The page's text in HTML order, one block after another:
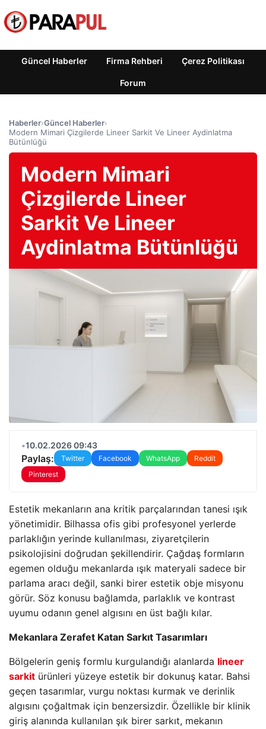
Güncel Haberler Firma Rehberi Çerez Politikası
Forum
Haberler›Güncel Haberler›
Modern Mimari Çizgilerde Lineer Sarkit Ve Lineer Aydinlatma
Bütünlüğü
Modern Mimari
Çizgilerde Lineer
Sarkit Ve Lineer
Aydinlatma Bütünlüğü
•10.02.2026 09:43
Paylaş: Twitter Facebook WhatsApp
Reddit
Pinterest
Estetik mekanların ana kritik parçalarından tanesi ışık
yönetimidir. Bilhassa ofis gibi profesyonel yerlerde
parlaklığın yerinde kullanılması, ziyaretçilerin
psikolojisini doğrudan şekillendirir. Çağdaş formların
egemen olduğu mekanlarda ışık materyali sadece bir
parlama aracı değil, sanki birer estetik obje misyonu
görür. Söz konusu bağlamda, parlaklık ve kontrast
uyumu odanın genel algısını en üst bağlı kılar.
Mekanlara Zerafet Katan Sarkıt Tasarımları
Bölgelerin geniş formlu kurgulandığı alanlarda lineer
sarkit ürünleri yüzeye estetik bir dokunuş katar. Bahsi
geçen tasarımlar, vurgu noktası kurmak ve derinlik
algısını çoğaltmak için benzersizdir. Özellikle bir klinik
giriş alanında kullanılan şık birer sarkıt, mekanın